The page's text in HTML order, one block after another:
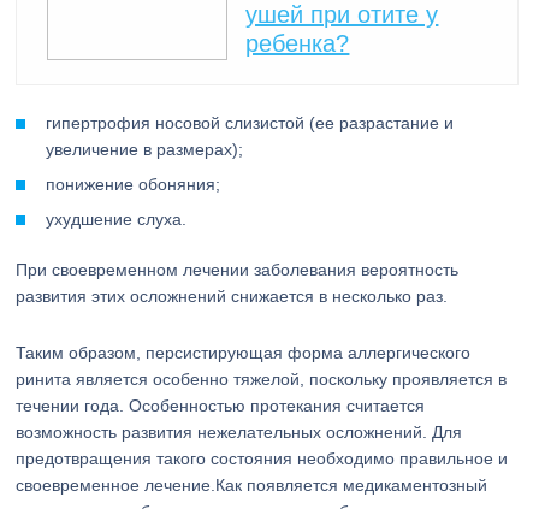
ушей при отите у
ребенка?
гипертрофия носовой слизистой (ее разрастание и
увеличение в размерах);
понижение обоняния;
ухудшение слуха.
При своевременном лечении заболевания вероятность
развития этих осложнений снижается в несколько раз.
Таким образом, персистирующая форма аллергического
ринита является особенно тяжелой, поскольку проявляется в
течении года. Особенностью протекания считается
возможность развития нежелательных осложнений. Для
предотвращения такого состояния необходимо правильное и
своевременное лечение.Как появляется медикаментозный